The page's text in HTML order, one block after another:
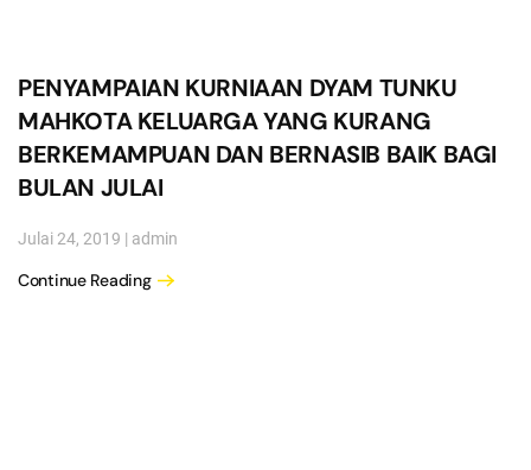
PENYAMPAIAN KURNIAAN DYAM TUNKU
MAHKOTA KELUARGA YANG KURANG
BERKEMAMPUAN DAN BERNASIB BAIK BAGI
BULAN JULAI
Julai 24, 2019 | admin
Continue Reading